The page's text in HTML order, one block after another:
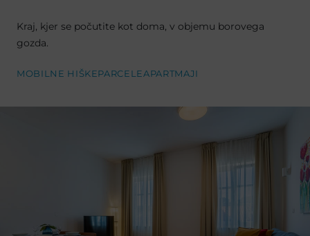
Kraj, kjer se počutite kot doma, v objemu borovega
gozda.
MOBILNE HIŠKEPARCELEAPARTMAJI